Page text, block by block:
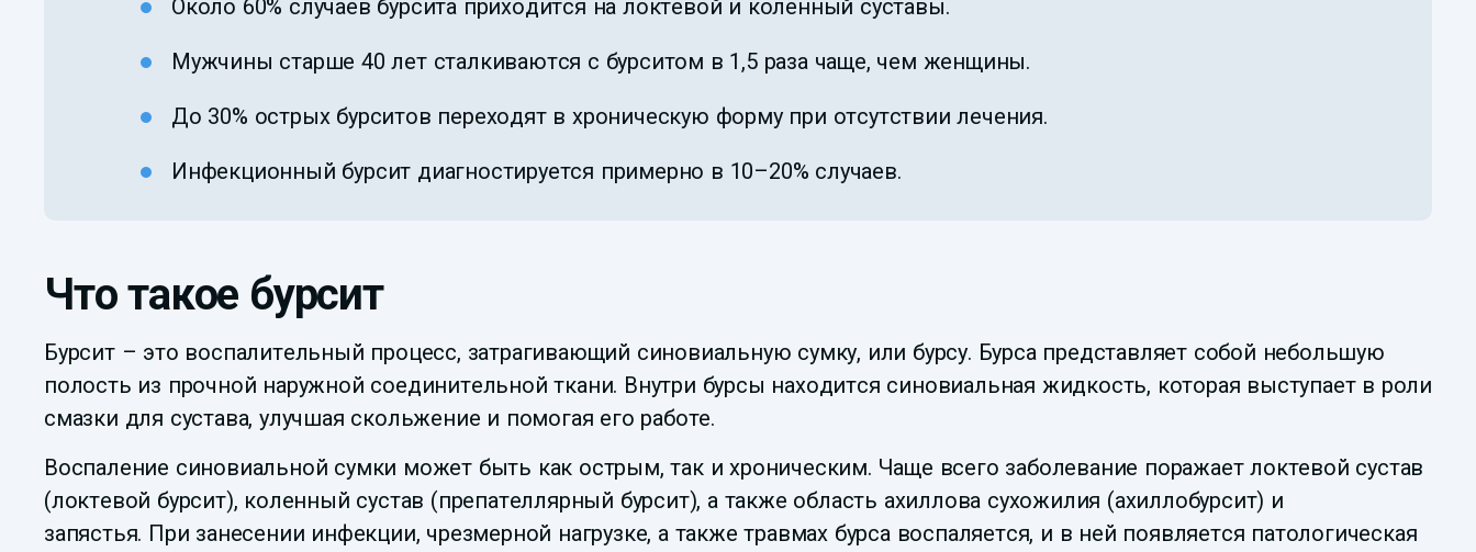
Около 60% случаев бурсита приходится на локтевой и коленный суставы.
Мужчины старше 40 лет сталкиваются с бурситом в 1,5 раза чаще, чем женщины.
До 30% острых бурситов переходят в хроническую форму при отсутствии лечения.
Инфекционный бурсит диагностируется примерно в 10–20% случаев.
Что такое бурсит
Бурсит – это воспалительный процесс, затрагивающий синовиальную сумку, или бурсу. Бурса представляет собой небольшую
полость из прочной наружной соединительной ткани. Внутри бурсы находится синовиальная жидкость, которая выступает в роли
смазки для сустава, улучшая скольжение и помогая его работе.
Воспаление синовиальной сумки может быть как острым, так и хроническим. Чаще всего заболевание поражает локтевой сустав
(локтевой бурсит), коленный сустав (препателлярный бурсит), а также область ахиллова сухожилия (ахиллобурсит) и
запястья. При занесении инфекции, чрезмерной нагрузке, а также травмах бурса воспаляется, и в ней появляется патологическая